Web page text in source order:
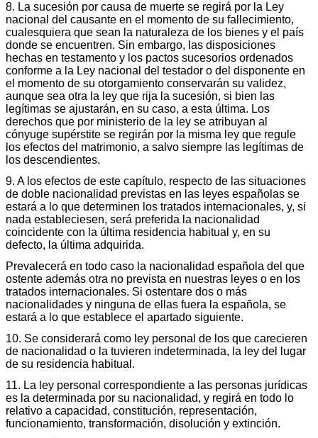
8. La sucesión por causa de muerte se regirá por la Ley
nacional del causante en el momento de su fallecimiento,
cualesquiera que sean la naturaleza de los bienes y el país
donde se encuentren. Sin embargo, las disposiciones
hechas en testamento y los pactos sucesorios ordenados
conforme a la Ley nacional del testador o del disponente en
el momento de su otorgamiento conservarán su validez,
aunque sea otra la ley que rija la sucesión, si bien las
legítimas se ajustarán, en su caso, a esta última. Los
derechos que por ministerio de la ley se atribuyan al
cónyuge supérstite se regirán por la misma ley que regule
los efectos del matrimonio, a salvo siempre las legítimas de
los descendientes.
9. A los efectos de este capítulo, respecto de las situaciones
de doble nacionalidad previstas en las leyes españolas se
estará a lo que determinen los tratados internacionales, y, si
nada estableciesen, será preferida la nacionalidad
coincidente con la última residencia habitual y, en su
defecto, la última adquirida.
Prevalecerá en todo caso la nacionalidad española del que
ostente además otra no prevista en nuestras leyes o en los
tratados internacionales. Si ostentare dos o más
nacionalidades y ninguna de ellas fuera la española, se
estará a lo que establece el apartado siguiente.
10. Se considerará como ley personal de los que carecieren
de nacionalidad o la tuvieren indeterminada, la ley del lugar
de su residencia habitual.
11. La ley personal correspondiente a las personas jurídicas
es la determinada por su nacionalidad, y regirá en todo lo
relativo a capacidad, constitución, representación,
funcionamiento, transformación, disolución y extinción.